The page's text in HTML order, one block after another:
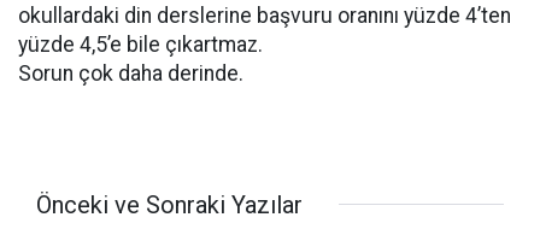
okullardaki din derslerine başvuru oranını yüzde 4’ten
yüzde 4,5’e bile çıkartmaz.
Sorun çok daha derinde.
Önceki ve Sonraki Yazılar